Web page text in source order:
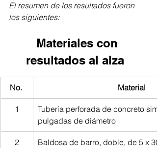
El resumen de los resultados fueron
los siguientes:
Materiales con
resultados al alza
No. Material
1
Tubería perforada de concreto
pulgadas de diámetro
2 Baldosa de barro, doble, de 5 x